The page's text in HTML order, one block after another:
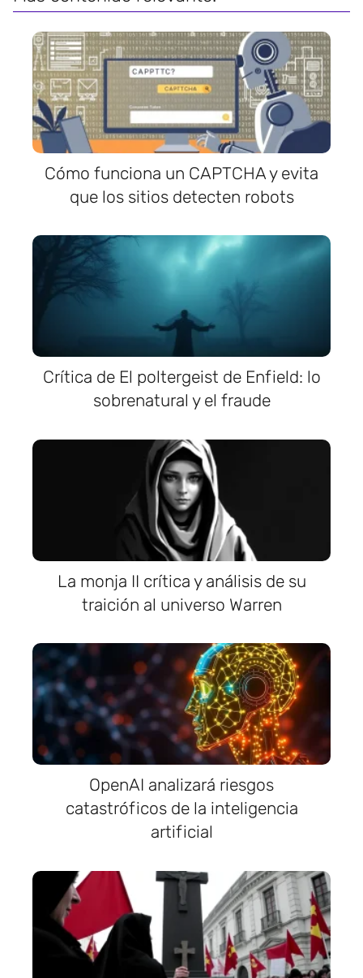
Cómo funciona un CAPTCHA y evita
que los sitios detecten robots
Crítica de El poltergeist de Enfield: lo
sobrenatural y el fraude
La monja II crítica y análisis de su
traición al universo Warren
OpenAI analizará riesgos
catastróficos de la inteligencia
artificial